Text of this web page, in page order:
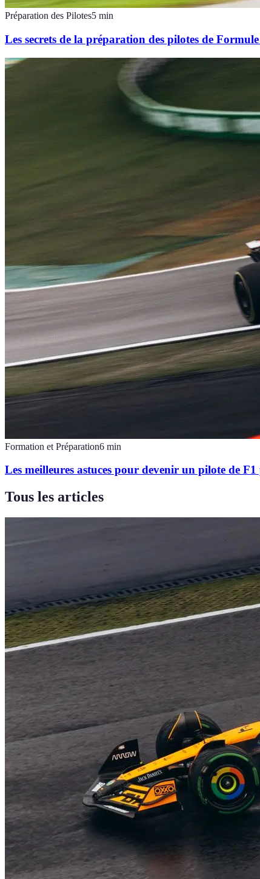
Préparation des Pilotes5 min
Les secrets de la préparation des pilotes de Formule
Formation et Préparation6 min
Les meilleures astuces pour devenir un pilote de
Tous les articles